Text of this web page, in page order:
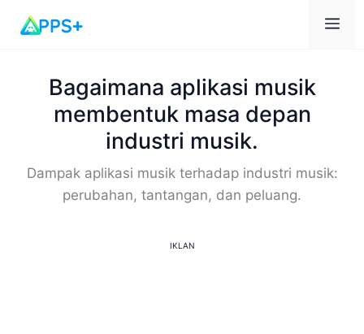
Bagaimana aplikasi musik
membentuk masa depan
industri musik.
Dampak aplikasi musik terhadap industri musik:
perubahan, tantangan, dan peluang.
IKLAN